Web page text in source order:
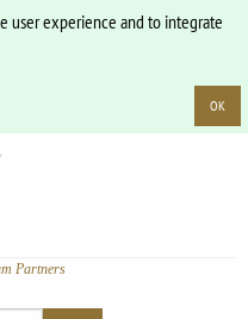
user experience and to integrate
OK
Partners